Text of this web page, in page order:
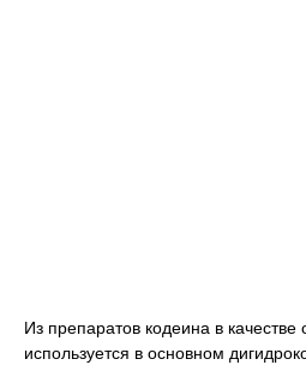
Из препаратов кодеина в
используется в основном